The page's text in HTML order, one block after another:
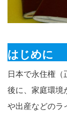
はじめに
日本で永住権（
後に、家庭環境
や出産などのラ